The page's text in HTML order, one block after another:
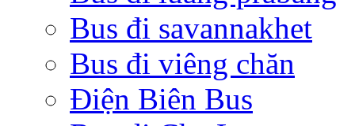
Bus đi savannakhet
Bus đi viêng chăn
Điện Biên Bus